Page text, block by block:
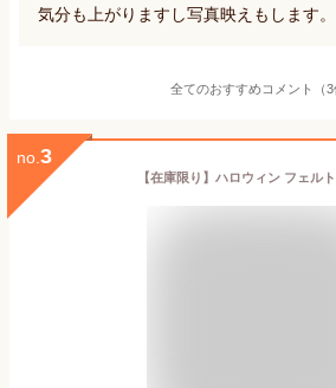
気分も上がりますし写真映えもします。
全てのおすすめコメント（3
no. 3
【在庫限り】ハロウィン フェル